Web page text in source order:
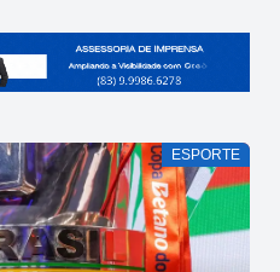
ESPORTE